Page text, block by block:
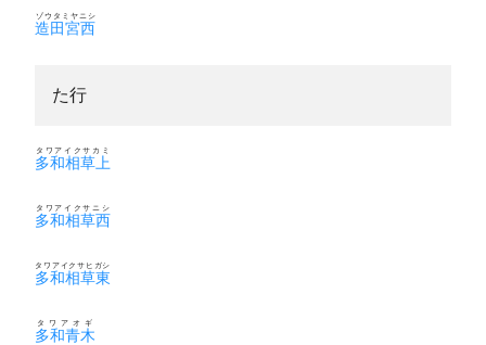
造田宮西
ゾウタミヤニシ
た行
多和相草上
タワアイクサカミ
多和相草西
タワアイクサニシ
多和相草東
タワアイクサヒガシ
多和青木
タワアオギ